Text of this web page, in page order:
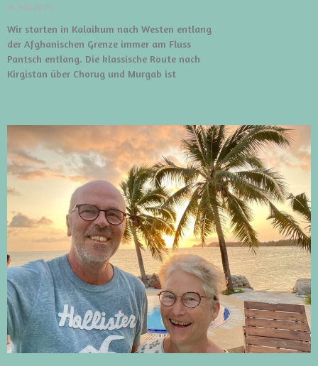
16. Juli 2026
Wir starten in Kalaikum nach Westen entlang
der Afghanischen Grenze immer am Fluss
Pantsch entlang. Die klassische Route nach
Kirgistan über Chorug und Murgab ist